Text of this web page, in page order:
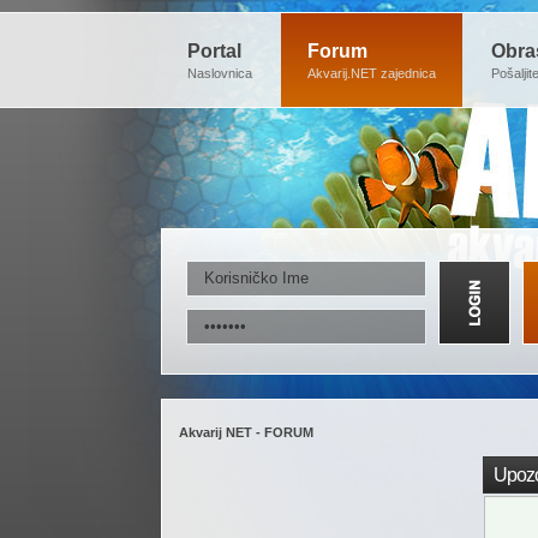
Portal
Naslovnica
Forum
Akvarij.NET zajednica
Akvarij NET - FORUM